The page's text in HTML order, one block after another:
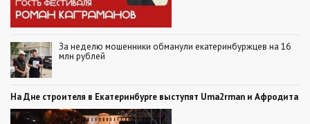
За неделю мошенники обманули екатеринбуржцев на 16
млн рублей
На Дне строителя в Екатеринбурге выступят Uma2rman и Афродита